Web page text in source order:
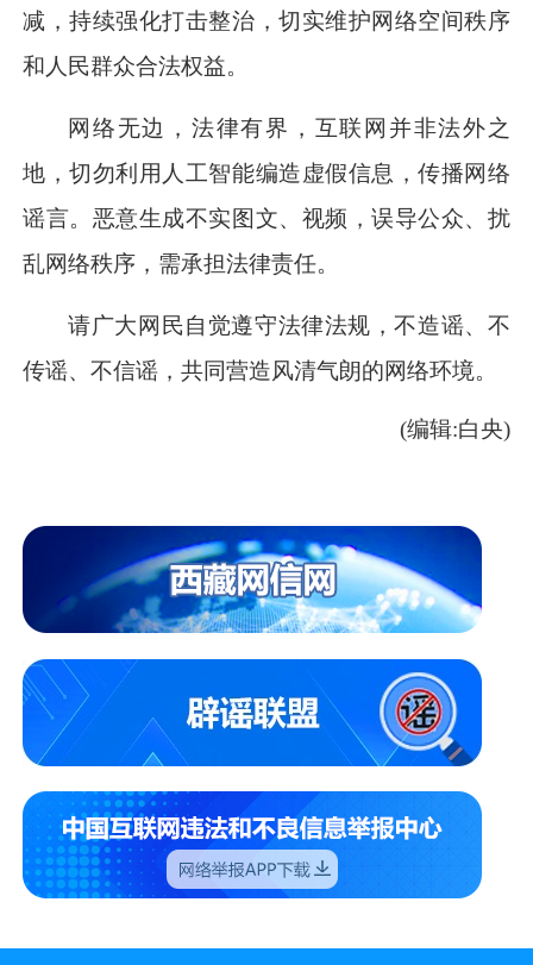
减，持续强化打击整治，切实维护网络空间秩序
和人民群众合法权益。
网络无边，法律有界，互联网并非法外之
地，切勿利用人工智能编造虚假信息，传播网络
谣言。恶意生成不实图文、视频，误导公众、扰
乱网络秩序，需承担法律责任。
请广大网民自觉遵守法律法规，不造谣、不
传谣、不信谣，共同营造风清气朗的网络环境。
(编辑:白央)